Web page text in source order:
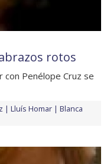
rotos
con Penélope Cruz se
Lluís Homar
Blanca